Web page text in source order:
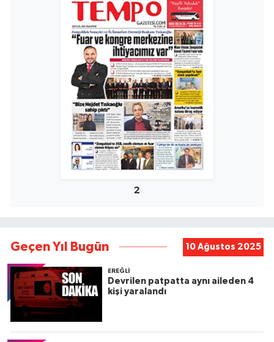
2
Geçen Yıl Bugün 10 Ağustos 2025
EREĞLI
Devrilen patpatta aynı aileden 4
kişi yaralandı